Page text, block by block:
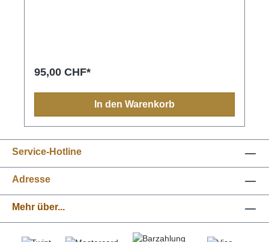
95,00 CHF*
In den Warenkorb
Service-Hotline
Adresse
Mehr über...